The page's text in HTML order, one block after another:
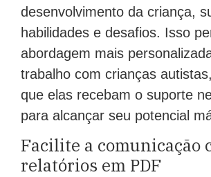
desenvolvimento da criança,
habilidades e desafios. Isso
abordagem mais
trabalho com crianças
que elas recebam o suporte
para alcançar seu potencial
Facilite a comunicação
relatórios em PDF